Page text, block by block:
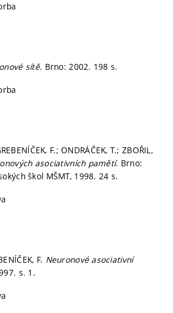
sítě. Brno: 2002. 198 s.
F.; ONDRÁČEK, T.; ZBOŘIL,
asociativních pamětí. Brno:
škol MŠMT, 1998. 24 s.
F. Neuronové asociativní
s. 1.